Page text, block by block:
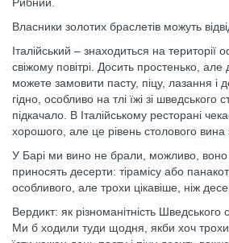
Власники золотих браслетів можуть
Італійський – знаходиться на території
свіжому повітрі. Досить простенько,
можете замовити пасту, піцу, лазання і
гідно, особливо на тлі їжі зі
підкачало. В Італійському ресторані
хорошого, але це рівень столового вина
У Барі ми вино не брали, можливо, воно
приносять десерти: тірамісу або
особливого, але трохи цікавіше, ніж
Вердикт: як різноманітність Шведського
Ми б ходили туди щодня, якби хоч